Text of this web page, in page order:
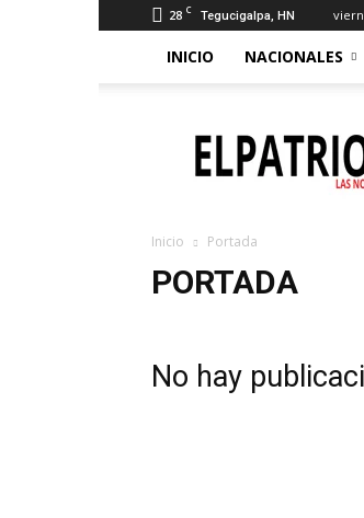
28 C Tegucigalpa, HN
INICIO NACIONALES
Patriota
Inicio Portada
PORTADA
No hay